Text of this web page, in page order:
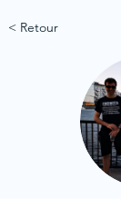
< Retour